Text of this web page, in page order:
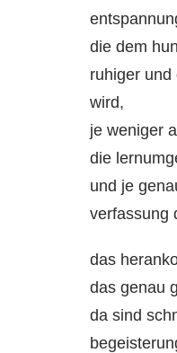
die dem
ruhiger und
wird,
je weniger
die
und je
verfassung
das
das genau
da sind